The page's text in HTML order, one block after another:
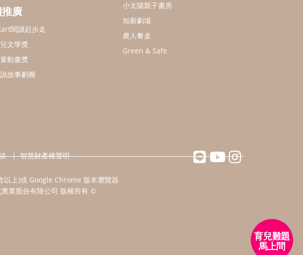
廣
閱讀起步走
文學獎
動畫獎
故事劇團
小太陽親子書房
知新劇場
農人餐桌
Green & Safe
智慧財產權聲明
以上)或 Google Chrome 版本瀏覽器
業股份有限公司 版權所有 ©
育兒難題
馬上問